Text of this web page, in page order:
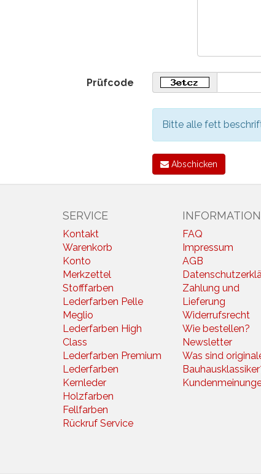
Prüfcode
Bitte alle fett
Abschicken
SERVICE
Kontakt
Warenkorb
Konto
Merkzettel
Stofffarben
Lederfarben Pelle
Meglio
Lederfarben High
Class
Lederfarben Premium
Lederfarben
Kernleder
Holzfarben
Fellfarben
Rückruf Service
FAQ
Impressum
AGB
Zahlung und
Lieferung
Widerrufsrecht
Wie bestellen?
Newsletter
Was sind